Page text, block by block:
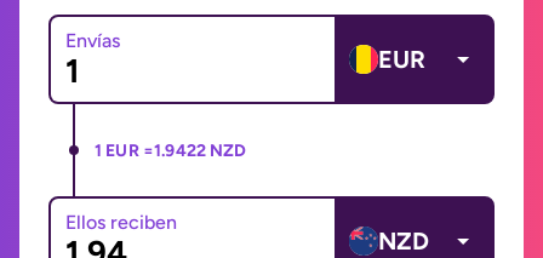
Envías
EUR
1 EUR =1.9422 NZD
Ellos reciben
NZD